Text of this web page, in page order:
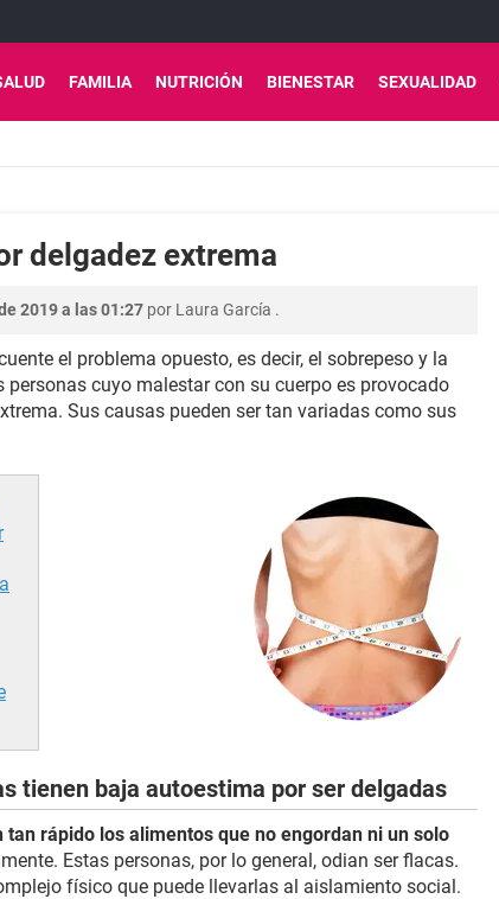
FAMILIA NUTRICIÓN BIENESTAR SEXUALIDAD
delgadez extrema
2019 a las 01:27 por Laura García .
el problema opuesto, es decir, el sobrepeso y la
cuyo malestar con su cuerpo es provocado
Sus causas pueden ser tan variadas como sus
tienen baja autoestima por ser delgadas
tan rápido los alimentos que no engordan ni un solo
Estas personas, por lo general, odian ser flacas.
físico que puede llevarlas al aislamiento social.